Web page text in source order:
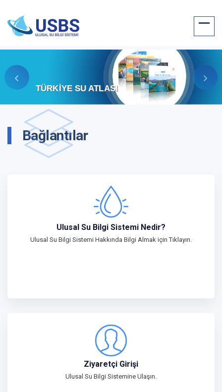
Su Varlığı, Suyun
Verimliliği Komisyonu
Bağlantılar
Ulusal Su Bilgi Sistemi Nedir?
Ulusal Su Bilgi Sistemi Hakkında Bilgi Almak için Tıklayın.
Ziyaretçi Girişi
Ulusal Su Bilgi Sistemine Ulaşın.